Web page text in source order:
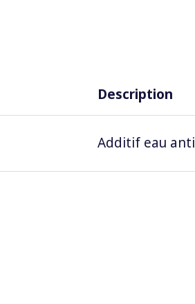
Description
Additif eau